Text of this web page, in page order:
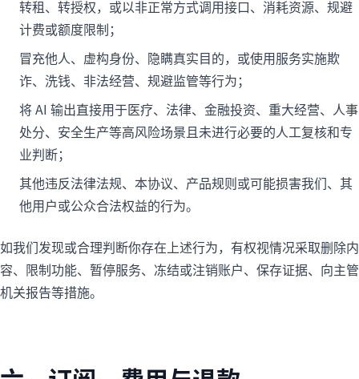
转租、转授权，或以非正常方式调用接口、消耗资源、规避
计费或额度限制；
冒充他人、虚构身份、隐瞒真实目的，或使用服务实施欺
诈、洗钱、非法经营、规避监管等行为；
将 AI 输出直接用于医疗、法律、金融投资、重大经营、人事
处分、安全生产等高风险场景且未进行必要的人工复核和专
业判断；
其他违反法律法规、本协议、产品规则或可能损害我们、其
他用户或公众合法权益的行为。
如我们发现或合理判断你存在上述行为，有权视情况采取删除内
容、限制功能、暂停服务、冻结或注销账户、保存证据、向主管
机关报告等措施。